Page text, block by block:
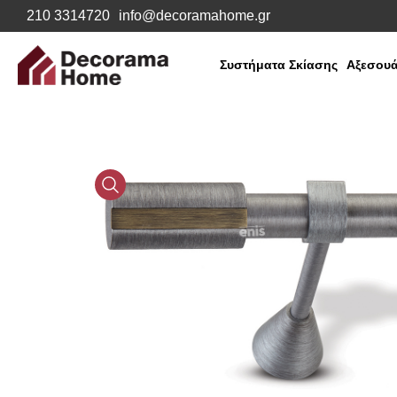
210 3314720 info@decoramahome.gr
Συστήματα Σκίασης
Media
Gallery